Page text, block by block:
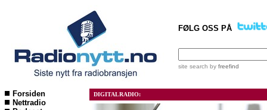
FØLG OSS PÅ
site search by freefind
Forsiden
Nettradio
DIGITALRADIO: